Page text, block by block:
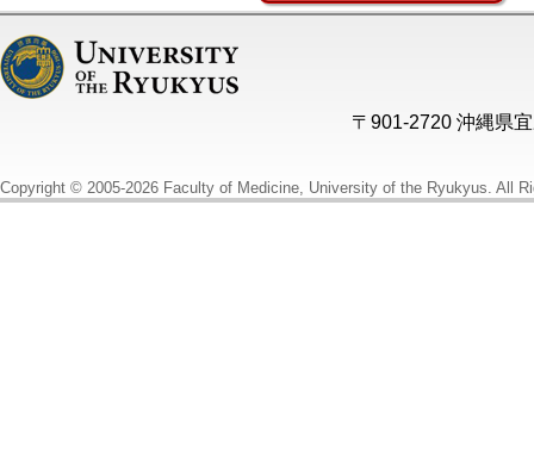
〒901-2720 沖縄県
Copyright © 2005-2026 Faculty of Medicine, University of the Ryukyus. All